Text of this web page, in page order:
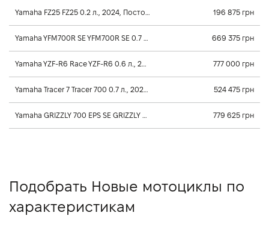
Yamaha FZ25 FZ25 0.2 л., 2024, Постоянного зацепления 196 875 грн
Yamaha YFM700R SE YFM700R SE 0.7 л., 2026, Механика 669 375 грн
Yamaha YZF-R6 Race YZF-R6 0.6 л., 2025, Постоянного зацепления 777 000 грн
Yamaha Tracer 7 Tracer 700 0.7 л., 2025, Постоянного зацепления 524 475 грн
Yamaha GRIZZLY 700 EPS SE GRIZZLY 700 EPS SE 0.7 л., 2026, Клиноременный вариатор Ultramatic 779 625 грн
Подобрать Новые мотоциклы по
характеристикам